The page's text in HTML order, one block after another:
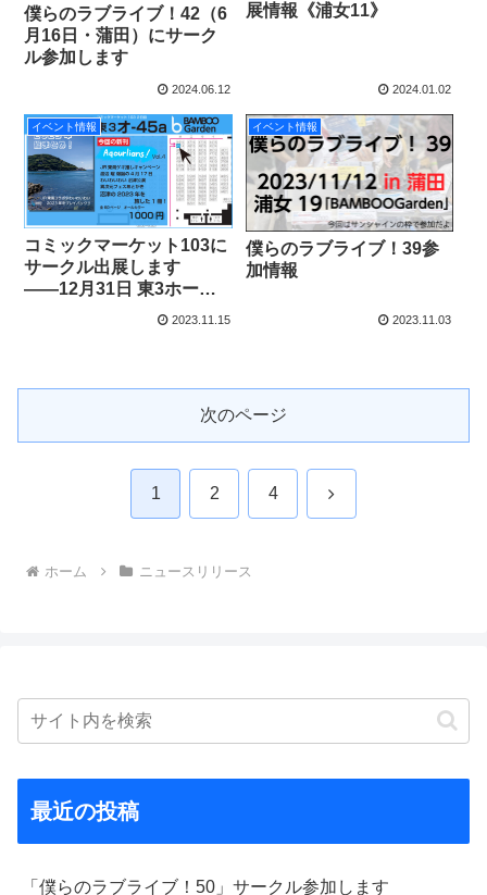
僕らのラブライブ！42（6
月16日・蒲田）にサーク
ル参加します
2024.06.12
展情報《浦女11》
2024.01.02
イベント情報
コミックマーケット103に
サークル出展します
――12月31日 東3ホール
オ-45a「BAMBOOGarde
2023.11.15
イベント情報
僕らのラブライブ！39参
加情報
2023.11.03
次のページ
1 2 4 次
ホーム ニュースリリース
最近の投稿
「僕らのラブライブ！50」サークル参加します